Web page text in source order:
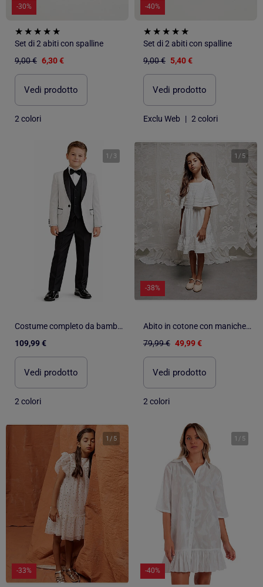
-30%
Set di 2 abiti con spalline
9,00 € 6,30 €
Vedi prodotto
2 colori
-40%
Set di 2 abiti con spalline
9,00 € 5,40 €
Vedi prodotto
Exclu Web | 2 colori
1 / 3
Costume completo da bambino Kebello
109,99 €
Vedi prodotto
2 colori
1 / 5
-38%
Abito in cotone con maniche a mantella e cintura
79,99 € 49,99 €
Vedi prodotto
2 colori
1 / 5
-33%
1 / 5
-40%